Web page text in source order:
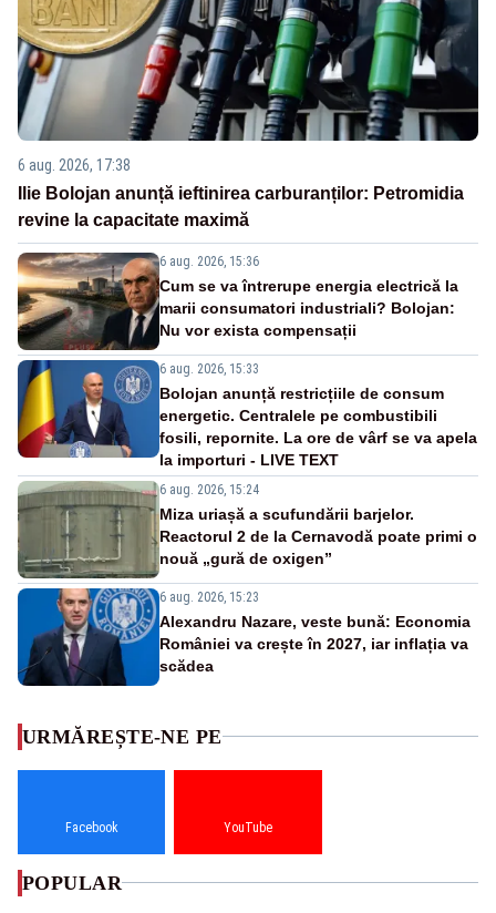
6 aug. 2026, 17:38
Ilie Bolojan anunță ieftinirea carburanților: Petromidia
revine la capacitate maximă
6 aug. 2026, 15:36
Cum se va întrerupe energia electrică la
marii consumatori industriali? Bolojan:
Nu vor exista compensații
6 aug. 2026, 15:33
Bolojan anunță restricțiile de consum
energetic. Centralele pe combustibili
fosili, repornite. La ore de vârf se va apela
la importuri - LIVE TEXT
6 aug. 2026, 15:24
Miza uriașă a scufundării barjelor.
Reactorul 2 de la Cernavodă poate primi o
nouă „gură de oxigen”
6 aug. 2026, 15:23
Alexandru Nazare, veste bună: Economia
României va crește în 2027, iar inflația va
scădea
URMĂREȘTE-NE PE
Facebook YouTube
POPULAR